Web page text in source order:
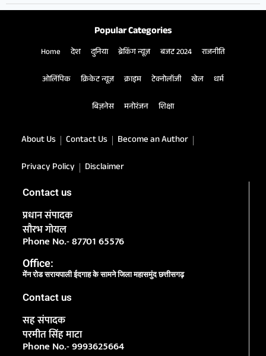
Popular Categories
Home देश दुनिया ब्रेकिंग न्यूज़ बजट 2024 राजनीति
ओलिंपिक क्रिकेट न्यूज़ क्राइम टेक्नोलॉजी खेल धर्म
बिज़नेस मनोरंजन शिक्षा
About Us Contact Us
Become an Author
Privacy Policy
Disclaimer
Contact us
प्रधान संपादक
सौरभ गोयल
Phone No.- 87701 65576
Office:
मेंन रोड सरायपाली ईदगाह के सामने जिला महासमुंद छत्तीसगढ़
Contact us
सह संपादक
परमीत सिंह माटा
Phone No.- 9993625664